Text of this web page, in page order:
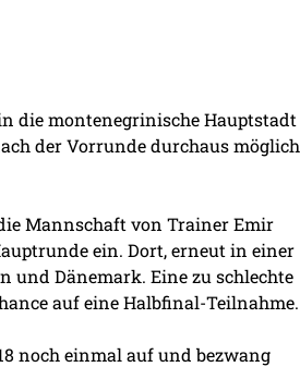
die montenegrinische Hauptstadt
der Vorrunde durchaus möglich
Mannschaft von Trainer Emir
ein. Dort, erneut in einer
und Dänemark. Eine zu schlechte
auf eine Halbfinal-Teilnahme.
noch einmal auf und bezwang